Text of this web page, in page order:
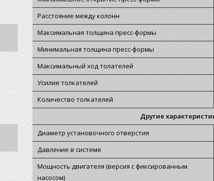
Расстояние между колонн
Максимальная толщина пресс-формы
Минимальная толщина пресс-формы
Максимальный ход толателей
Усилие толкателей
Количество толкателей
Другие
Диаметр установочного отверстия
Давление в системе
Мощность двигателя (версия с фиксированным
насосом)